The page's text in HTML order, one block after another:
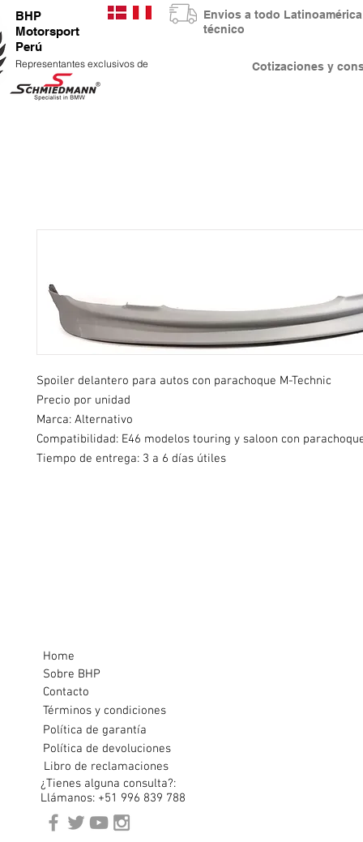
BHP
Motorsport
Perú
Representantes exclusivos de Cotizaciones y
Envios a todo
técnico
Spoiler delantero para autos con parachoque M-Technic
Precio por unidad
Marca: Alternativo
Compatibilidad: E46 modelos touring y saloon con
Tiempo de entrega: 3 a 6 días útiles
Home
Sobre BHP
Contacto
Términos y condiciones
Política de garantía
Política de devoluciones
Libro de reclamaciones
¿Tienes alguna consulta?:
Llámanos: +51 996 839 788